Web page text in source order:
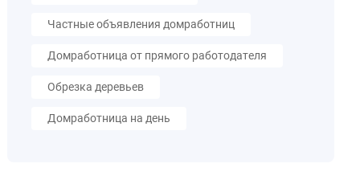
Частные объявления домработниц
Домработница от прямого работодателя
Обрезка деревьев
Домработница на день